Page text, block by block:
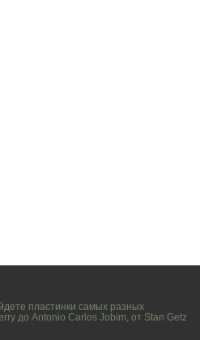
пластинки самых разных
до Antonio Carlos Jobim, от Stan Getz